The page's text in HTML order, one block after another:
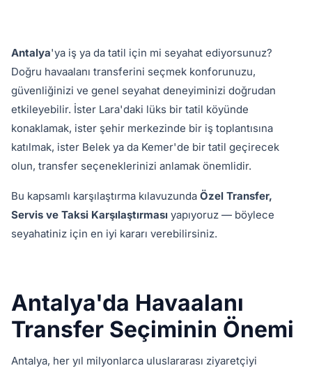
Antalya'ya iş ya da tatil için mi seyahat ediyorsunuz?
Doğru havaalanı transferini seçmek konforunuzu,
güvenliğinizi ve genel seyahat deneyiminizi doğrudan
etkileyebilir. İster Lara'daki lüks bir tatil köyünde
konaklamak, ister şehir merkezinde bir iş toplantısına
katılmak, ister Belek ya da Kemer'de bir tatil geçirecek
olun, transfer seçeneklerinizi anlamak önemlidir.
Bu kapsamlı karşılaştırma kılavuzunda Özel Transfer,
Servis ve Taksi Karşılaştırması yapıyoruz — böylece
seyahatiniz için en iyi kararı verebilirsiniz.
Antalya'da Havaalanı
Transfer Seçiminin Önemi
Antalya, her yıl milyonlarca uluslararası ziyaretçiyi